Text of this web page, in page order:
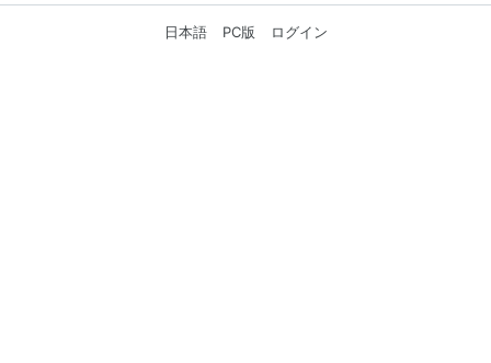
日本語 PC版 ログイン